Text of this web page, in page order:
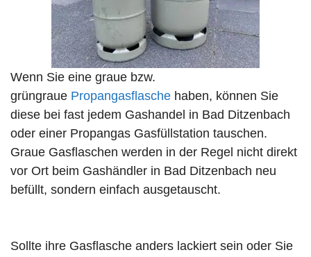
Wenn Sie eine graue bzw.
grüngraue Propangasflasche haben, können Sie
diese bei fast jedem Gashandel in Bad Ditzenbach
oder einer Propangas Gasfüllstation tauschen.
Graue Gasflaschen werden in der Regel nicht direkt
vor Ort beim Gashändler in Bad Ditzenbach neu
befüllt, sondern einfach ausgetauscht.
Sollte ihre Gasflasche anders lackiert sein oder Sie